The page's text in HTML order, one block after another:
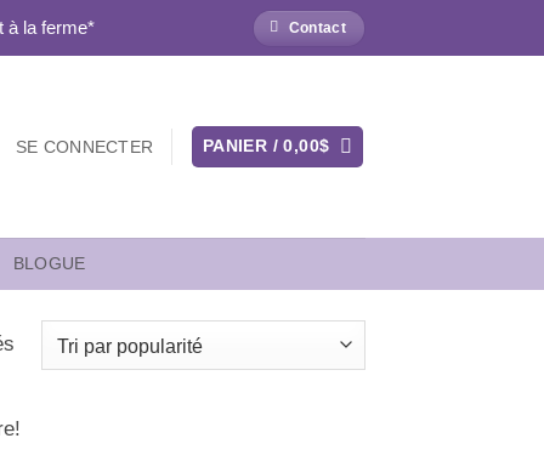
à la ferme* Contact
SE CONNECTER PANIER /0,00$
BLOGUE
Trié
par